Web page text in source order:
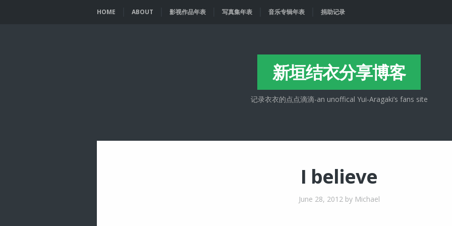
HOME ABOUT 影视作品年表 写真集年表 音乐专辑年表 捐助记录
新垣结衣分享博客
记录衣衣的点点滴滴-an unoffical Yui-Aragaki’s fans site
I believe
June 28, 2012by Michael